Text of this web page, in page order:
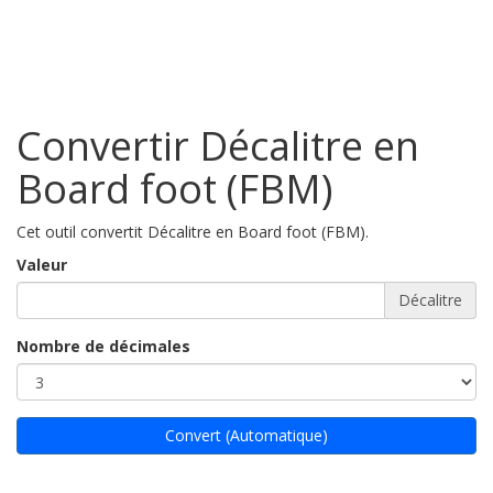
Convertir Décalitre en
Board foot (FBM)
Cet outil convertit Décalitre en Board foot (FBM).
Valeur
Décalitre
Nombre de décimales
Convert (Automatique)